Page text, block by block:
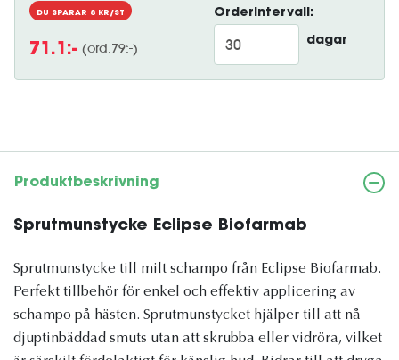
DU SPARAR 8 KR/ST
71.1 :- (ord.79:-)
Orderintervall:
dagar
Produktbeskrivning
Sprutmunstycke Eclipse Biofarmab
Sprutmunstycke till milt schampo från Eclipse Biofarmab.
Perfekt tillbehör för enkel och effektiv applicering av
schampo på hästen. Sprutmunstycket hjälper till att nå
djuptinbäddad smuts utan att skrubba eller vidröra, vilket